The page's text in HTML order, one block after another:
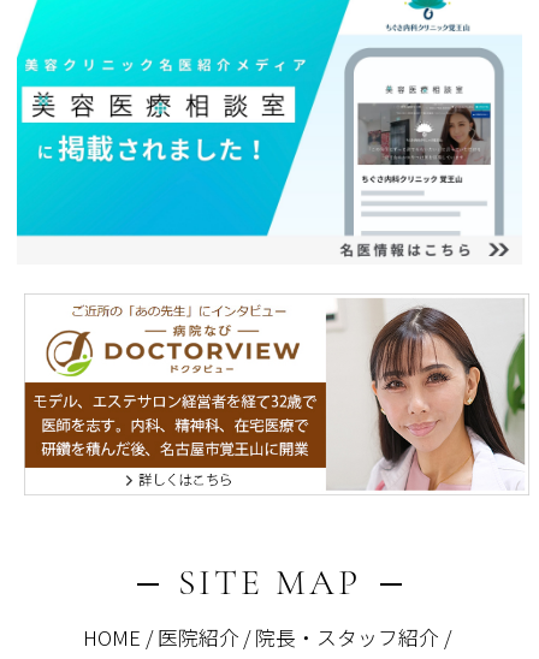
SITE MAP
HOME 医院紹介
院長・スタッフ紹介